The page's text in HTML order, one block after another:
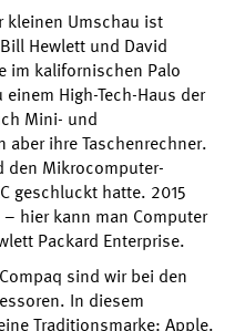
kleinen Umschau ist
Hewlett und David
im kalifornischen Palo
High-Tech-Haus der
Mini- und
ihre Taschenrechner.
den Mikrocomputer-
geschluckt hatte. 2015
– hier kann man Computer
Packard Enterprise.
sind wir bei den
In diesem
Traditionsmarke: Apple.